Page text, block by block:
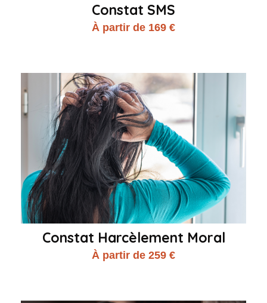
Constat SMS
À partir de 169 €
Constat Harcèlement Moral
À partir de 259 €